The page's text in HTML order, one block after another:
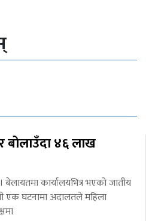
बोलाउँदा ४६ लाख
कार्यालयभित्र भएको जातीय
एक घटनामा अदालतले महिला